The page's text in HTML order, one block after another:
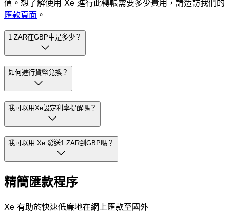
值。想了解使用 Xe 進行此轉帳需要多少費用，請造訪我們的
匯款頁面 。
1 ZAR在GBP中是多少？
如何進行貨幣兌換？
我可以用Xe設定利率提醒嗎？
我可以用 Xe 發送1 ZAR到GBP嗎？
精簡匯款程序
Xe 有助於快速低廉地在網上匯款至國外